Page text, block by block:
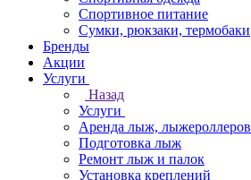
Спортивное питание
Сумки, рюкзаки, термобаки
Бренды
Акции
Услуги
Назад
Услуги
Аренда лыж, лыжероллеров
Подготовка лыж
Ремонт лыж и палок
Установка креплений